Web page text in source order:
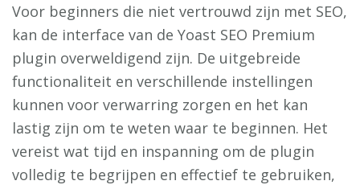
Voor beginners die niet vertrouwd zijn met SEO,
kan de interface van de Yoast SEO Premium
plugin overweldigend zijn. De uitgebreide
functionaliteit en verschillende instellingen
kunnen voor verwarring zorgen en het kan
lastig zijn om te weten waar te beginnen. Het
vereist wat tijd en inspanning om de plugin
volledig te begrijpen en effectief te gebruiken,